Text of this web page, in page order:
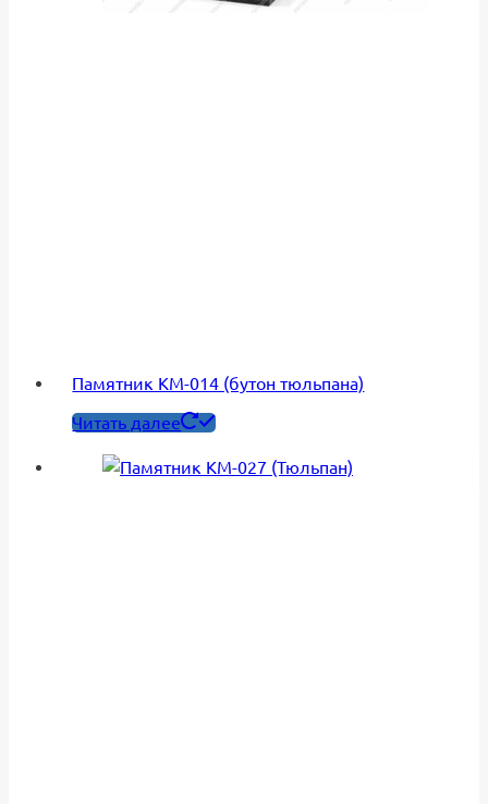
Памятник КМ-014 (бутон тюльпана)
Читать далее